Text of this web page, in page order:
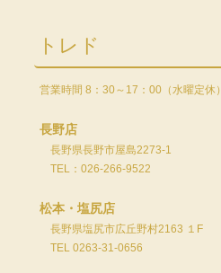
トレド
営業時間 8：30～17：00（水曜定休）
長野店
長野県長野市屋島2273-1
TEL：026-266-9522
松本・塩尻店
長野県塩尻市広丘野村2163 １F
TEL 0263-31-0656